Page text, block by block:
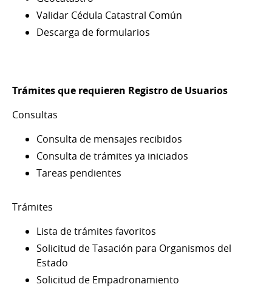
Validar Cédula Catastral Común
Descarga de formularios
Trámites que requieren Registro de Usuarios
Consultas
Consulta de mensajes recibidos
Consulta de trámites ya iniciados
Tareas pendientes
Trámites
Lista de trámites favoritos
Solicitud de Tasación para Organismos del
Estado
Solicitud de Empadronamiento